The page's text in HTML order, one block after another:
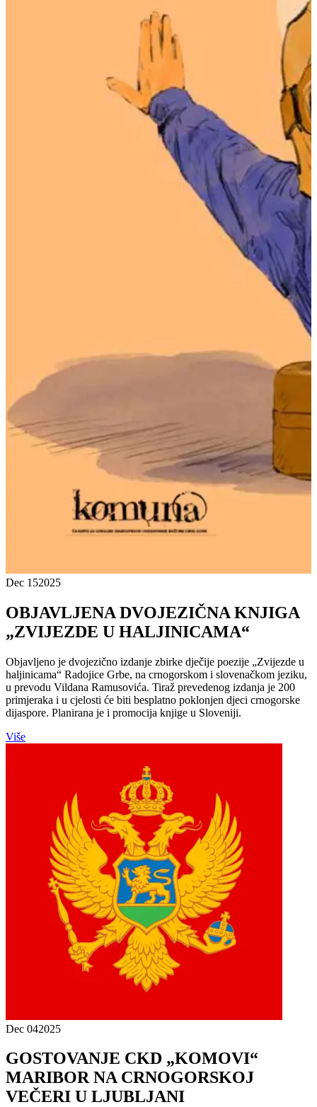
Dec 152025
OBJAVLJENA DVOJEZIČNA KNJIGA
„ZVIJEZDE U HALJINICAMA“
Objavljeno je dvojezično izdanje zbirke dječije poezije „Zvijezde u
haljinicama“ Radojice Grbe, na crnogorskom i slovenačkom jeziku,
u prevodu Vildana Ramusovića. Tiraž prevedenog izdanja je 200
primjeraka i u cjelosti će biti besplatno poklonjen djeci crnogorske
dijaspore. Planirana je i promocija knjige u Sloveniji.
Više
Dec 042025
GOSTOVANJE CKD „KOMOVI“
MARIBOR NA CRNOGORSKOJ
VEČERI U LJUBLJANI